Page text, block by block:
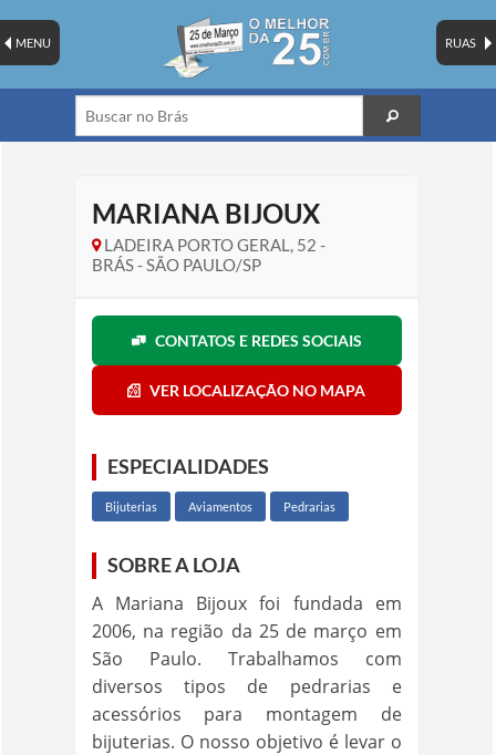
RUAS
MENU
MARIANA BIJOUX
LADEIRA PORTO GERAL, 52 -
BRÁS - SÃO PAULO/SP
CONTATOS E REDES SOCIAIS
VER LOCALIZAÇÃO NO MAPA
ESPECIALIDADES
Bijuterias Aviamentos Pedrarias
SOBRE A LOJA
A Mariana Bijoux foi fundada em
2006, na região da 25 de março em
São Paulo. Trabalhamos com
diversos tipos de pedrarias e
acessórios para montagem de
bijuterias. O nosso objetivo é levar o